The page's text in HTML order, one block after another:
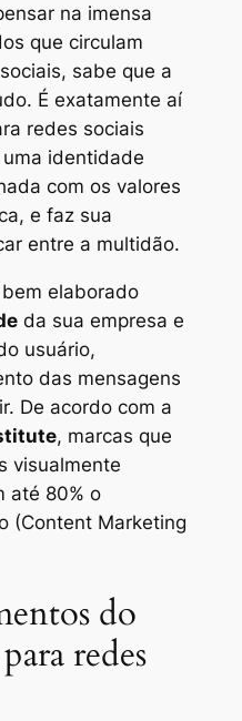
na imensa
que circulam
sabe que a
É exatamente aí
redes sociais
identidade
com os valores
e faz sua
entre a multidão.
elaborado
da sua empresa e
usuário,
das mensagens
De acordo com a
, marcas que
visualmente
até 80% o
(Content Marketing
do
redes